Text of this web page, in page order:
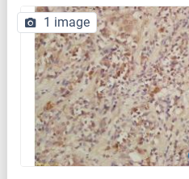
1 image